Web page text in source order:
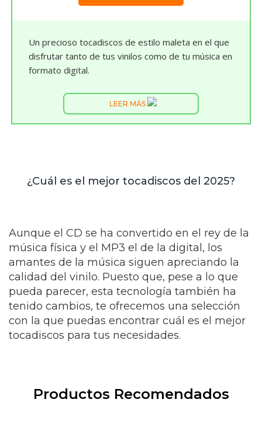
Un precioso tocadiscos de estilo maleta en el que
disfrutar tanto de tus vinilos como de tu música en
formato digital.
LEER MÁS
¿Cuál es el mejor tocadiscos del 2025?
Aunque el CD se ha convertido en el rey de la
música física y el MP3 el de la digital, los
amantes de la música siguen apreciando la
calidad del vinilo. Puesto que, pese a lo que
pueda parecer, esta tecnología también ha
tenido cambios, te ofrecemos una selección
con la que puedas encontrar cuál es el mejor
tocadiscos para tus necesidades.
Productos Recomendados